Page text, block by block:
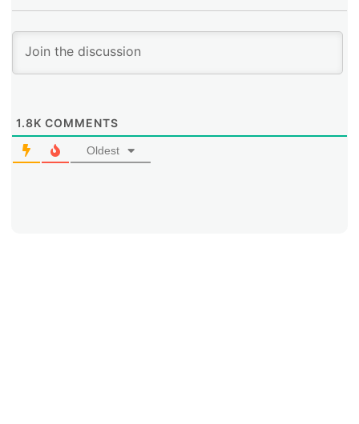
1.8K COMMENTS
Oldest